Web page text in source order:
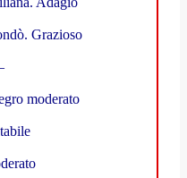
Grazioso
moderato